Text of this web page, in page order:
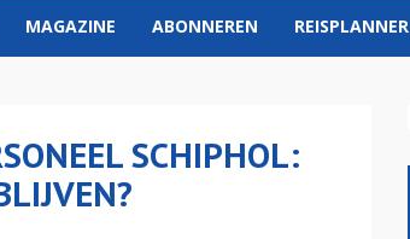
MAGAZINE ABONNEREN REISPLANNER
SCHIPHOL: